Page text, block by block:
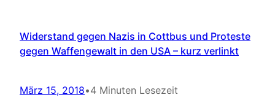
Widerstand gegen Nazis in Cottbus und Proteste
gegen Waffengewalt in den USA – kurz verlinkt
März 15, 2018•4 Minuten Lesezeit